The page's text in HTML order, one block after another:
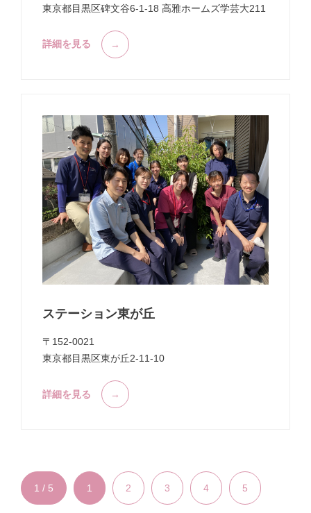
東京都目黒区碑文谷6-1-18 高雅ホームズ学芸大211
詳細を見る
ステーション東が丘
〒152-0021
東京都目黒区東が丘2-11-10
詳細を見る
1 / 5 1 2 3 4 5